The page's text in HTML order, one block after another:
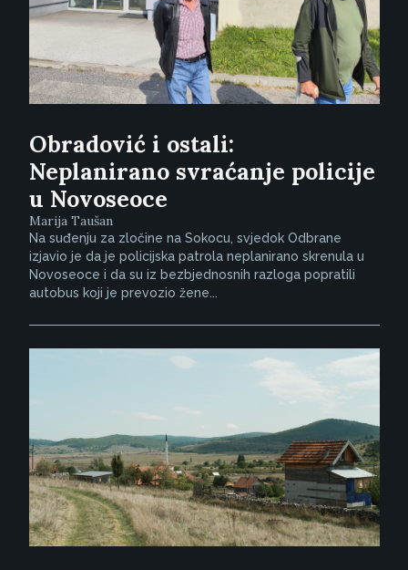
Obradović i ostali:
Neplanirano svraćanje policije
u Novoseoce
Marija Taušan
Na suđenju za zločine na Sokocu, svjedok Odbrane
izjavio je da je policijska patrola neplanirano skrenula u
Novoseoce i da su iz bezbjednosnih razloga popratili
autobus koji je prevozio žene...